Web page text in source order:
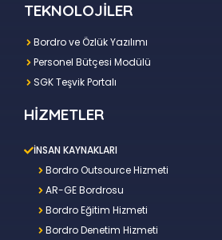
TEKNOLOJİLER
Bordro ve Özlük Yazılımı
Personel Bütçesi Modülü
SGK Teşvik Portalı
HİZMETLER
İNSAN KAYNAKLARI
Bordro Outsource Hizmeti
AR-GE Bordrosu
Bordro Eğitim Hizmeti
Bordro Denetim Hizmeti